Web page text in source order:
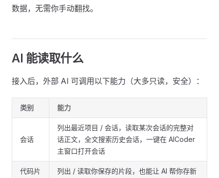
数据，无需你手动翻找。
AI 能读取什么
接入后，外部 AI 可调用以下能力（大多只读，安全）：
类别 能力
会话
列出最近项目 / 会话，读取某次会话的完整对
话正文，全文搜索历史会话，一键在 AICoder
主窗口打开会话
代码片
列出 / 读取你保存的片段，也能让 AI 帮你存新